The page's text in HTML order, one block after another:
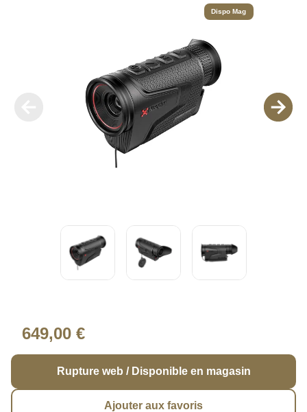
Dispo Mag
649,00 €
Rupture web / Disponible en magasin
Ajouter aux favoris